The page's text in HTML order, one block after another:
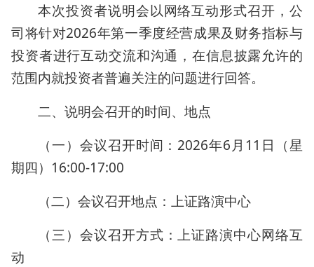
本次投资者说明会以网络互动形式召开，公
司将针对2026年第一季度经营成果及财务指标与
投资者进行互动交流和沟通，在信息披露允许的
范围内就投资者普遍关注的问题进行回答。
二、说明会召开的时间、地点
（一）会议召开时间：2026年6月11日（星
期四）16:00-17:00
（二）会议召开地点：上证路演中心
（三）会议召开方式：上证路演中心网络互
动